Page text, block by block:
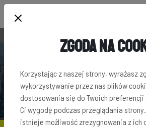
SŁOWNIK TERMINÓW
Zgoda na
Korzystając z naszej strony, wyrażasz
wykorzystywanie przez nas plików
dostosowania się do Twoich
Ci wygodę podczas przeglądania
istnieje możliwość zrezygnowania z ich